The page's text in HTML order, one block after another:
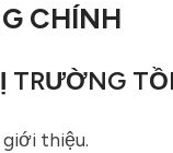
CHÍNH
TRƯỜNG
thiệu.